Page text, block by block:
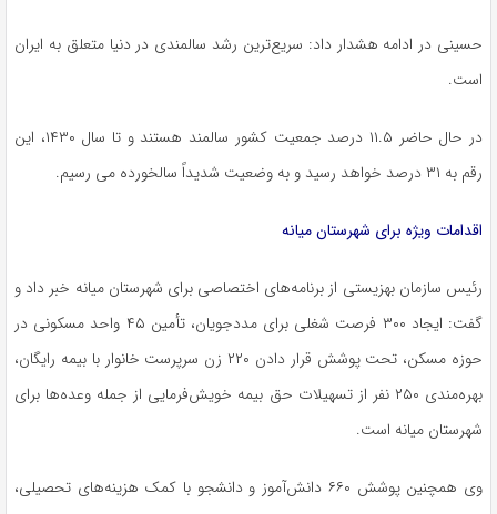
حسینی در ادامه هشدار داد: سریع‌ترین رشد سالمندی در دنیا متعلق به ایران
است.
در حال حاضر ۱۱.۵ درصد جمعیت کشور سالمند هستند و تا سال ۱۴۳۰، این
رقم به ۳۱ درصد خواهد رسید و به وضعیت شدیداً سالخورده
می رسیم.
اقدامات ویژه برای شهرستان میانه
رئیس سازمان بهزیستی از برنامه‌های اختصاصی برای شهرستان میانه خبر داد و
گفت: ایجاد ۳۰۰ فرصت شغلی برای مددجویان، تأمین ۴۵ واحد مسکونی در
حوزه مسکن، تحت پوشش قرار دادن ۲۲۰ زن سرپرست خانوار با بیمه رایگان،
بهره‌مندی ۲۵۰ نفر از تسهیلات حق بیمه خویش‌فرمایی از جمله وعده‌ها برای
شهرستان میانه است.
وی همچنین پوشش ۶۶۰ دانش‌آموز و دانشجو با کمک هزینه‌های تحصیلی،